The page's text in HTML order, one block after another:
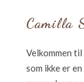
Camilla
Velkommen
som ikke er